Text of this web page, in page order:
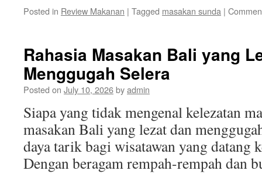
Posted in Review Makanan | Tagged masakan sunda |
Rahasia Masakan Bali yang
Menggugah Selera
Posted on July 10, 2026byadmin
Siapa yang tidak mengenal kelezatan
masakan Bali yang lezat dan
daya tarik bagi wisatawan yang datang
Dengan beragam rempah-rempah dan